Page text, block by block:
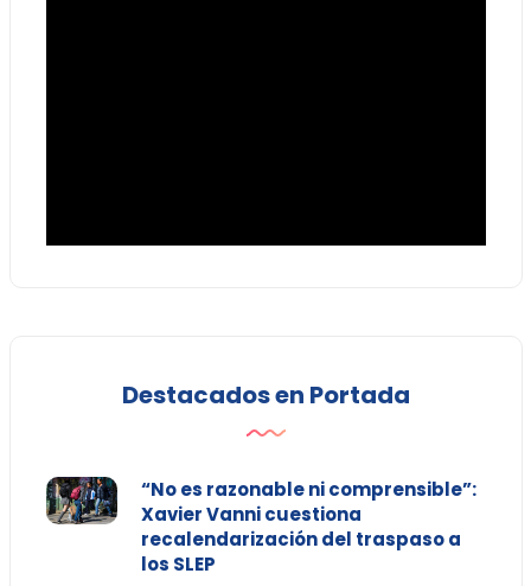
Destacados en Portada
“No es razonable ni comprensible”:
Xavier Vanni cuestiona
recalendarización del traspaso a
los SLEP